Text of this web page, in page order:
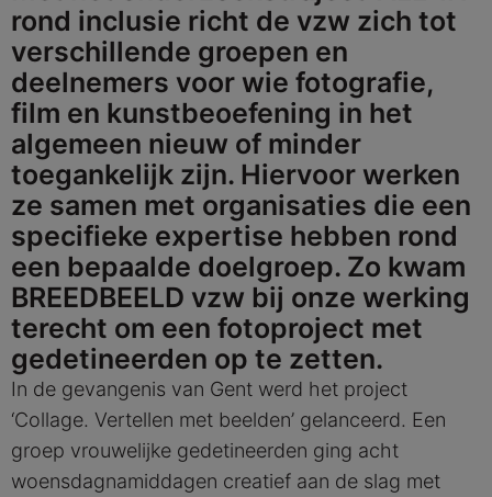
rond inclusie richt de vzw zich tot
verschillende groepen en
deelnemers voor wie fotografie,
film en kunstbeoefening in het
algemeen nieuw of minder
toegankelijk zijn. Hiervoor werken
ze samen met organisaties die een
specifieke expertise hebben rond
een bepaalde doelgroep. Zo kwam
BREEDBEELD vzw bij onze werking
terecht om een fotoproject met
gedetineerden op te zetten.
In de gevangenis van Gent werd het project
‘Collage. Vertellen met beelden’ gelanceerd. Een
groep vrouwelijke gedetineerden ging acht
woensdagnamiddagen creatief aan de slag met